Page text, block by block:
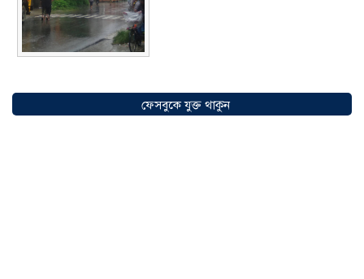
অগ্রযাত্রায় নতুন অধ্যায়, উদ্বোধন হলো ‘শিফা
মোহাম্মদিয়া ফিশারিজ’
০৫ আগস্ট ২০২৬
ফেসবুকে যুক্ত থাকুন